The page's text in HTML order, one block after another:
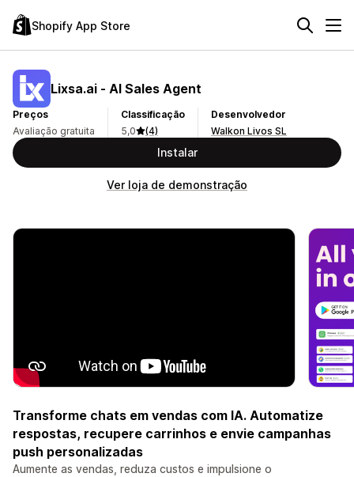
Shopify App Store
Lixsa.ai ‑ AI Sales Agent
Preços
Avaliação gratuita
Classificação
5,0
(4)
Desenvolvedor
Walkon Livos SL
Instalar
Ver loja de demonstração
Transforme chats em vendas com IA. Automatize
respostas, recupere carrinhos e envie campanhas
push personalizadas
Aumente as vendas, reduza custos e impulsione o